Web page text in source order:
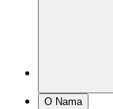
O Nama